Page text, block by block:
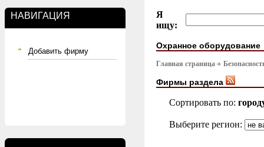
НАВИГАЦИЯ
Добавить фирму
Я
ищу:
Охранное оборудование
Главная страница
Фирмы раздела
Сортировать по:
Выберите регион: